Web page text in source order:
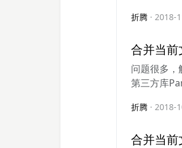
折腾 · 2018-
合并当前
问题很多
第三方库
折腾 · 2018-
合并当前